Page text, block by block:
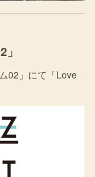
02」にて「Love